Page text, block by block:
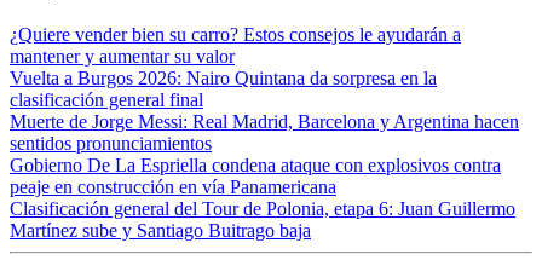
¿Quiere vender bien su carro? Estos consejos le ayudarán a
mantener y aumentar su valor
Vuelta a Burgos 2026: Nairo Quintana da sorpresa en la
clasificación general final
Muerte de Jorge Messi: Real Madrid, Barcelona y Argentina hacen
sentidos pronunciamientos
Gobierno De La Espriella condena ataque con explosivos contra
peaje en construcción en vía Panamericana
Clasificación general del Tour de Polonia, etapa 6: Juan Guillermo
Martínez sube y Santiago Buitrago baja